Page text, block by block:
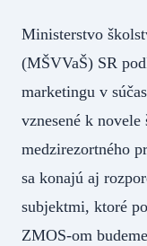
Ministerstvo
(MŠVVaŠ) SR
marketingu v
vznesené k
medzirezortného
sa konajú aj
subjektmi, ktoré
ZMOS-om